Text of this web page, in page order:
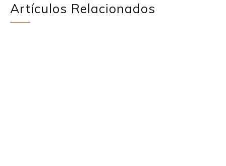
Artículos Relacionados